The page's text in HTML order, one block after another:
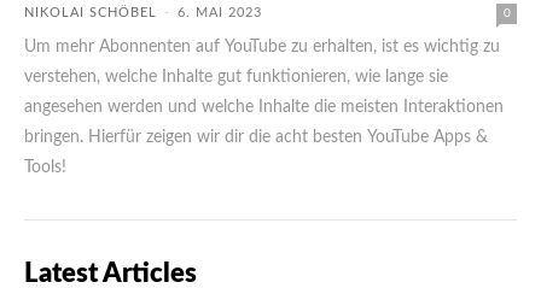
NIKOLAI SCHÖBEL - 6. MAI 2023 0
Um mehr Abonnenten auf YouTube zu erhalten, ist es wichtig zu
verstehen, welche Inhalte gut funktionieren, wie lange sie
angesehen werden und welche Inhalte die meisten Interaktionen
bringen. Hierfür zeigen wir dir die acht besten YouTube Apps &
Tools!
Latest Articles